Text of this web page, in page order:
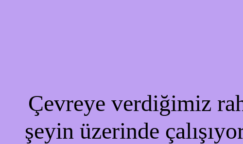
Çevreye verdiğimiz
şeyin üzerinde